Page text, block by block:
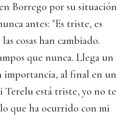
Borrego por su situación
antes: "Es triste, es
cosas han cambiado.
que nunca. Llega un
importancia, al final en un
Terelu está triste, yo no te
que ha ocurrido con mi